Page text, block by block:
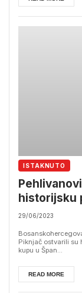
ISTAKNUTO
historijsku
29/06/2023
Piknjač ostvarili su
kupu u Špan...
READ MORE